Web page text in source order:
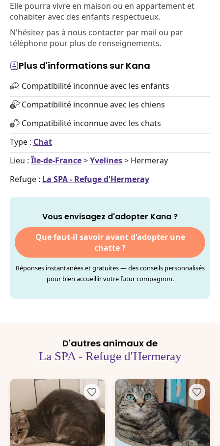
Elle pourra vivre en maison ou en appartement et
cohabiter avec des enfants respectueux.
N'hésitez pas à nous contacter par mail ou par
téléphone pour plus de renseignements.
Plus d'informations sur Kana
Compatibilité inconnue avec les enfants
Compatibilité inconnue avec les chiens
Compatibilité inconnue avec les chats
Type : Chat
Lieu : Île-de-France>Yvelines> Hermeray
Refuge : La SPA - Refuge d'Hermeray
Vous envisagez d'adopter Kana ?
Que faut-il savoir avant d'adopter une
chatte ?
Réponses instantanées et gratuites — des conseils personnalisés
pour bien accueillir votre futur compagnon.
D'autres animaux de
La SPA - Refuge d'Hermeray